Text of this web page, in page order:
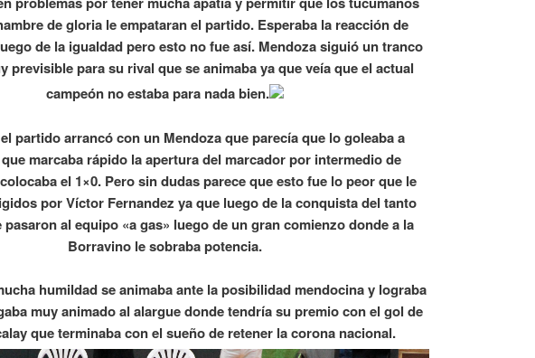
de gloria le empataran el partido. Esperaba la reacción de
de la igualdad pero esto no fue así. Mendoza siguió un tranco
previsible para su rival que se animaba ya que veía que el actual
campeón no estaba para nada bien.
partido arrancó con un Mendoza que parecía que lo goleaba a
marcaba rápido la apertura del marcador por intermedio de
el 1×0. Pero sin dudas parece que esto fue lo peor que le
por Víctor Fernandez ya que luego de la conquista del tanto
pasaron al equipo «a gas» luego de un gran comienzo donde a la
Borravino le sobraba potencia.
humildad se animaba ante la posibilidad mendocina y lograba
muy animado al alargue donde tendría su premio con el gol de
que terminaba con el sueño de retener la corona nacional.